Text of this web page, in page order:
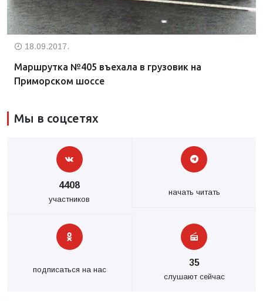
18.09.2017.
Маршрутка №405 въехала в грузовик на
Приморском шоссе
Мы в соцсетях
4408
участников
начать читать
подписаться на нас
35
слушают сейчас